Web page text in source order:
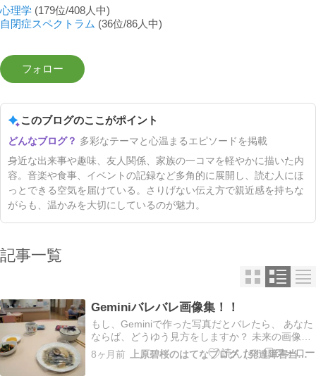
心理学 (179位/408人中)
自閉症スペクトラム (36位/86人中)
このブログのここがポイント
多彩なテーマと心温まるエピソードを掲載
身近な出来事や趣味、友人関係、家族の一コマを軽やかに描いた内
容。音楽や食事、イベントの記録など多角的に展開し、読む人にほ
っとできる空気を届けている。さりげない伝え方で親近感を持ちな
がらも、温かみを大切にしているのが魅力。
記事一覧
Geminiバレバレ画像集！！
もし、Geminiで作った写真だとバレたら、 あなた
ならば、どうゆう見方をしますか？ 未来の画像、
どう考える？！ グループホーム施設の中での
合成。 まるで底で食べてるかの様・・・（笑）
8ヶ月前 上原碧桜のはてなブログ（発達障害当事者）